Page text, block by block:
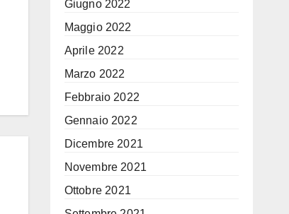
Giugno 2022
Maggio 2022
Aprile 2022
Marzo 2022
Febbraio 2022
Gennaio 2022
Dicembre 2021
Novembre 2021
Ottobre 2021